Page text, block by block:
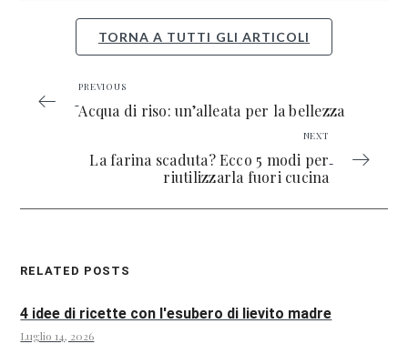
TORNA A TUTTI GLI ARTICOLI
PREVIOUS
Acqua di riso: un’alleata per la bellezza
NEXT
La farina scaduta? Ecco 5 modi per
riutilizzarla fuori cucina
RELATED POSTS
4 idee di ricette con l'esubero di lievito madre
Luglio 14, 2026